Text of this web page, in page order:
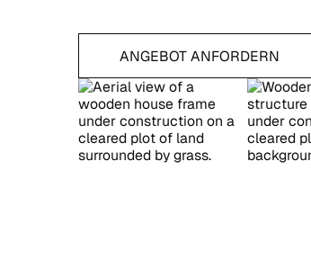
Angebot anfordern
ANGEBOT ANFORDERN